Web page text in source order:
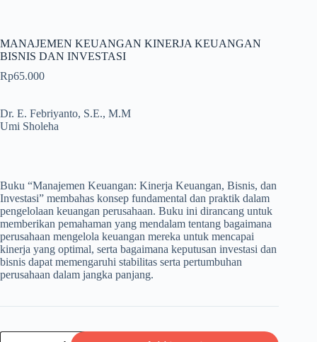
MANAJEMEN KEUANGAN KINERJA KEUANGAN
BISNIS DAN INVESTASI
Rp65.000
Dr. E. Febriyanto, S.E., M.M
Umi Sholeha
Buku “Manajemen Keuangan: Kinerja Keuangan, Bisnis, dan
Investasi” membahas konsep fundamental dan praktik dalam
pengelolaan keuangan perusahaan. Buku ini dirancang untuk
memberikan pemahaman yang mendalam tentang bagaimana
perusahaan mengelola keuangan mereka untuk mencapai
kinerja yang optimal, serta bagaimana keputusan investasi dan
bisnis dapat memengaruhi stabilitas serta pertumbuhan
perusahaan dalam jangka panjang.
MANAJEMEN